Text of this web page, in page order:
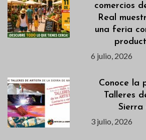
comercios
Real
una feria
6 julio, 2026
Conoce la
Talleres
Sierra
3 julio, 2026